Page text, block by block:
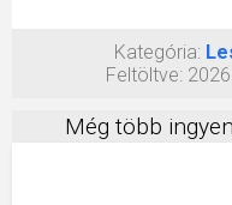
Kategória:
Feltöltve:
Még több